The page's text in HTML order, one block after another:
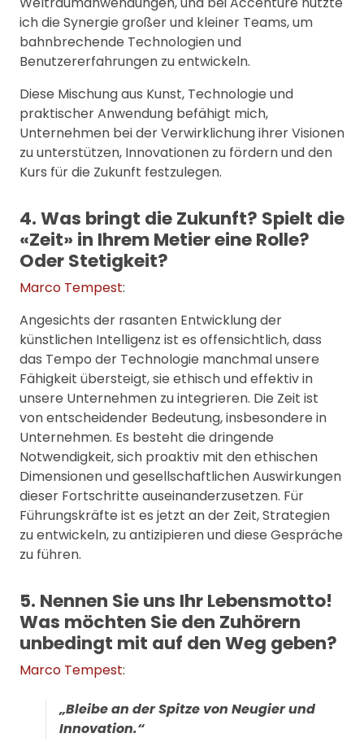
ich die Synergie großer und kleiner Teams, um
bahnbrechende Technologien und
Benutzererfahrungen zu entwickeln.
Diese Mischung aus Kunst, Technologie und
praktischer Anwendung befähigt mich,
Unternehmen bei der Verwirklichung ihrer Visionen
zu unterstützen, Innovationen zu fördern und den
Kurs für die Zukunft festzulegen.
4. Was bringt die Zukunft? Spielt die
«Zeit» in Ihrem Metier eine Rolle?
Oder Stetigkeit?
Marco Tempest:
Angesichts der rasanten Entwicklung der
künstlichen Intelligenz ist es offensichtlich, dass
das Tempo der Technologie manchmal unsere
Fähigkeit übersteigt, sie ethisch und effektiv in
unsere Unternehmen zu integrieren. Die Zeit ist
von entscheidender Bedeutung, insbesondere in
Unternehmen. Es besteht die dringende
Notwendigkeit, sich proaktiv mit den ethischen
Dimensionen und gesellschaftlichen Auswirkungen
dieser Fortschritte auseinanderzusetzen. Für
Führungskräfte ist es jetzt an der Zeit, Strategien
zu entwickeln, zu antizipieren und diese Gespräche
zu führen.
5. Nennen Sie uns Ihr Lebensmotto!
Was möchten Sie den Zuhörern
unbedingt mit auf den Weg geben?
Marco Tempest:
„Bleibe an der Spitze von Neugier und
Innovation.“